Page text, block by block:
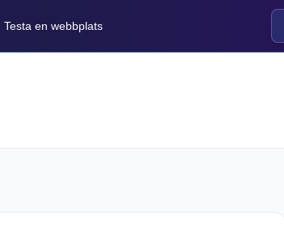
Testa en webbplats